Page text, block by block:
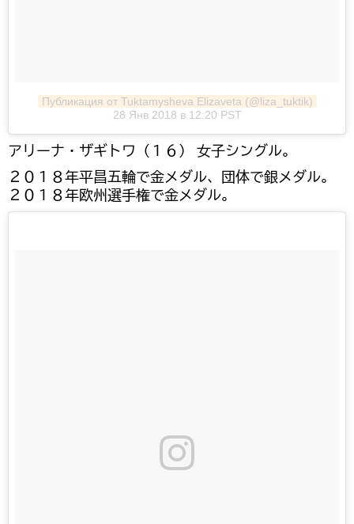
Публикация от Tuktamysheva Elizaveta (@liza_tuktik)
28 Янв 2018 в 12:20 PST
アリーナ・ザギトワ（１６） 女子シングル。
２０１８年平昌五輪で金メダル、団体で銀メダル。
２０１８年欧州選手権で金メダル。